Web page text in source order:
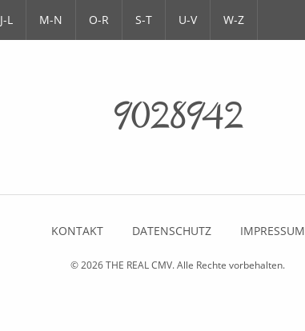
J-L M-N O-R S-T U-V W-Z
9028942
KONTAKT DATENSCHUTZ IMPRESSUM
© 2026THE REAL CMV. Alle Rechte vorbehalten.